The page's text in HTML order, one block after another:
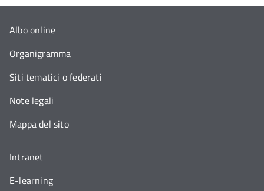
Albo online
Organigramma
Siti tematici o federati
Note legali
Mappa del sito
Intranet
E-learning